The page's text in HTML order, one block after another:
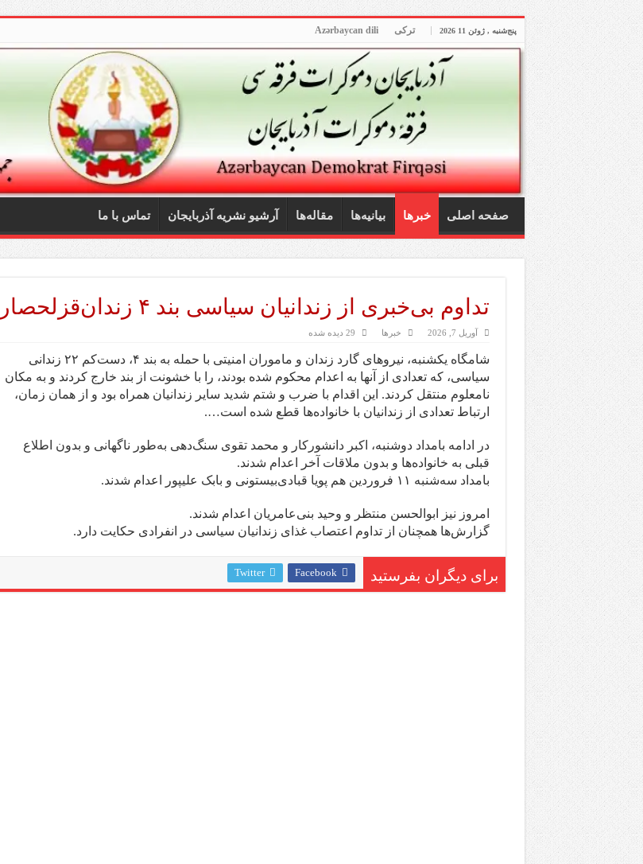
پنج‌شنبه , ژوئن 11 2026 ترکی Azərbaycan dili
صفحه اصلی خبرها بیانیه‌ها مقاله‌ها آرشیو نشریه آذربایجان تماس با ما
تداوم بی‌خبری از زندانیان سیاسی بند ۴ زندان‌قزلحصار
آوریل 7, 2026 خبرها 29 دیده شده
شامگاه یکشنبه، نیروهای گارد زندان و ماموران امنیتی با حمله به بند ۴، دست‌کم ۲۲ زندانی
سیاسی، که تعدادی از آنها به اعدام محکوم شده بودند، را با خشونت از بند خارج کردند و به مکان
نامعلوم منتقل کردند. این اقدام با ضرب و شتم شدید سایر زندانیان همراه بود و از همان زمان،
ارتباط تعدادی از زندانیان با خانواده‌ها قطع شده است….
در ادامه بامداد دوشنبه، اکبر دانشورکار و محمد تقوی سنگ‌دهی به‌طور ناگهانی و بدون اطلاع
قبلی به خانواده‌ها و بدون ملاقات آخر اعدام شدند.
بامداد سه‌شنبه ۱۱ فروردین هم پویا قبادی‌بیستونی و بابک علیپور اعدام شدند.
امروز نیز ابوالحسن منتظر و وحید بنی‌عامریان اعدام شدند.
گزارش‌ها همچنان از تداوم اعتصاب غذای زندانیان سیاسی در انفرادی حکایت دارد.
برای دیگران بفرستید Facebook
Twitter